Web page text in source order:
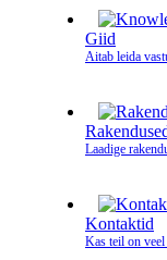
Giid
Aitab leida
Laadige
Kontaktid
Kas teil on